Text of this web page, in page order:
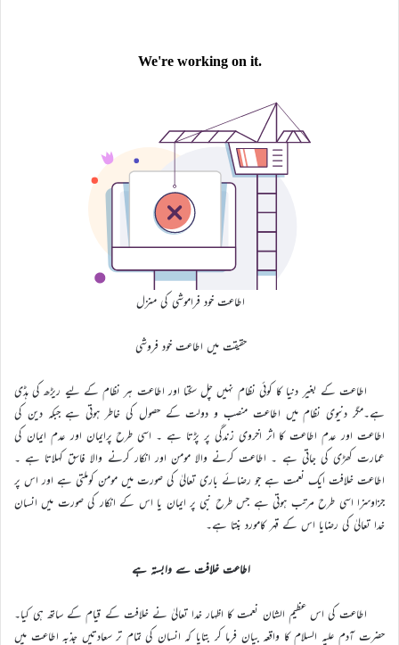
اطاعت خود فراموشی کی منزل
حقیقت میں اطاعت خود فروشی
اطاعت کے بغیر دنیا کا کوئی نظام نہیں چل سکتا اور اطاعت ہر نظام کے لیے ریڑھ کی ہڈی
ہے۔مگر دنیوی نظام میں اطاعت منصب و دولت کے حصول کی خاطر ہوتی ہے جبکہ دین کی
اطاعت اور عدم اطاعت کا اثر اخروی زندگی پر پڑتا ہے ۔ اسی طرح پرایمان اور عدم ایمان کی
عمارت کھڑی کی جاتی ہے ۔ اطاعت کرنے والا مومن اور انکار کرنے والا فاسق کہلاتا ہے ۔
اطاعت خلافت ایک نعمت ہے جو رضائے باری تعالیٰ کی صورت میں مومن کوملتی ہے اور اس پر
جزاوسزا اسی طرح مرتب ہوتی ہے جس طرح نبی پر ایمان یا اس کے انکار کی صورت میں انسان
خدا تعالیٰ کی رضایا اس کے قہر کامورد بنتا ہے۔
اطاعت خلافت سے وابستہ ہے
اطاعت کی اس عظیم الشان نعمت کا اظہار خدا تعالیٰ نے خلافت کے قیام کے ساتھ ہی کیا۔
حضرت آدم علیہ السلام کا واقعہ بیان فرما کر بتایا کہ انسان کی تمام تر سعادتیں جذبه اطاعت میں